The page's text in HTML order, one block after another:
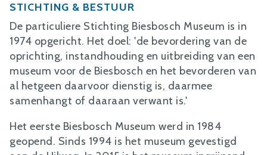
STICHTING & BESTUUR
De particuliere Stichting Biesbosch Museum is in
1974 opgericht. Het doel: 'de bevordering van de
oprichting, instandhouding en uitbreiding van een
museum voor de Biesbosch en het bevorderen van
al hetgeen daarvoor dienstig is, daarmee
samenhangt of daaraan verwant is.'
Het eerste Biesbosch Museum werd in 1984
geopend. Sinds 1994 is het museum gevestigd